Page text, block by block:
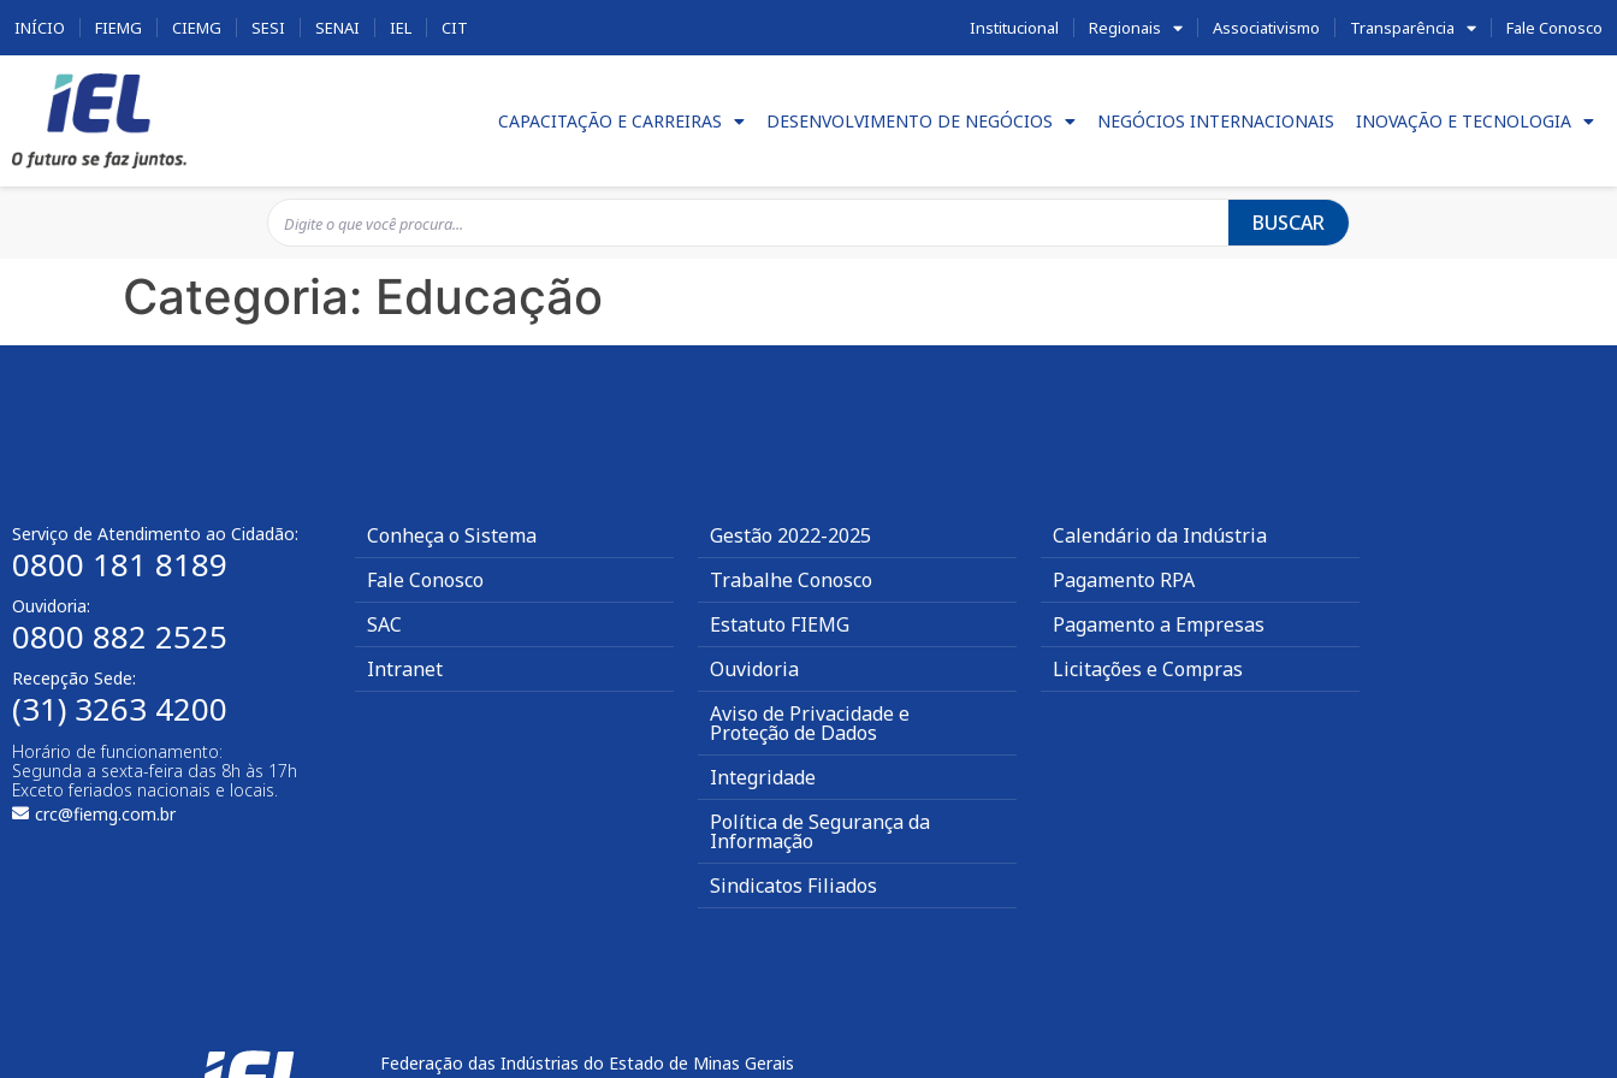
INÍCIO FIEMG CIEMG SESI SENAI IEL CIT Institucional Regionais Associativismo Transparência Fale Conosco
CAPACITAÇÃO E CARREIRAS DESENVOLVIMENTO DE NEGÓCIOS NEGÓCIOS INTERNACIONAIS INOVAÇÃO E TECNOLOGIA
BUSCAR
Categoria: Educação
Serviço de Atendimento ao Cidadão:
0800 181 8189
Ouvidoria:
0800 882 2525
Recepção Sede:
(31) 3263 4200
Horário de funcionamento:
Segunda a sexta-feira das 8h às 17h
Exceto feriados nacionais e locais.
crc@fiemg.com.br
Conheça o Sistema
Fale Conosco
SAC
Intranet
Gestão 2022-2025
Trabalhe Conosco
Estatuto FIEMG
Ouvidoria
Aviso de Privacidade e
Proteção de Dados
Integridade
Política de Segurança da
Informação
Sindicatos Filiados
Calendário da Indústria
Pagamento RPA
Pagamento a Empresas
Licitações e Compras
Federação das Indústrias do Estado de Minas Gerais